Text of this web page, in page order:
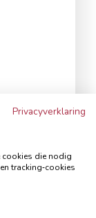
Privacyverklaring
cookies die nodig
tracking‑cookies